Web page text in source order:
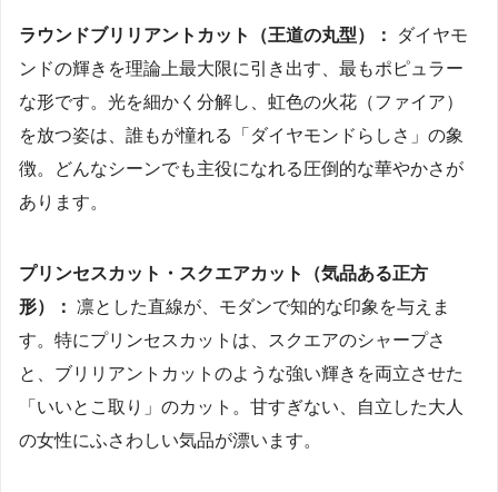
ラウンドブリリアントカット（王道の丸型）：
ダイヤモ
ンドの輝きを理論上最大限に引き出す、最もポピュラー
な形です。光を細かく分解し、虹色の火花（ファイア）
を放つ姿は、誰もが憧れる「ダイヤモンドらしさ」の象
徴。どんなシーンでも主役になれる圧倒的な華やかさが
あります。
プリンセスカット・スクエアカット（気品ある正方
形）： 凛とした直線が、モダンで知的な印象を与えま
す。特にプリンセスカットは、スクエアのシャープさ
と、ブリリアントカットのような強い輝きを両立させた
「いいとこ取り」のカット。甘すぎない、自立した大人
の女性にふさわしい気品が漂います。